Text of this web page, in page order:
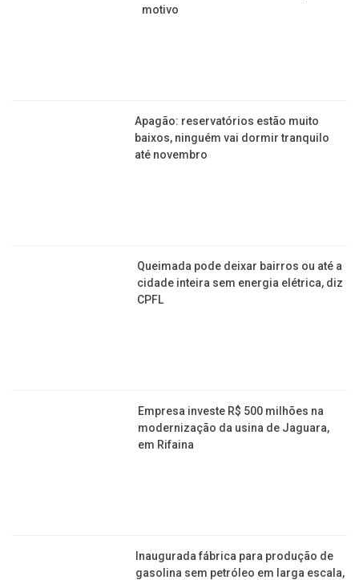
motivo
Apagão: reservatórios estão muito
baixos, ninguém vai dormir tranquilo
até novembro
Queimada pode deixar bairros ou até a
cidade inteira sem energia elétrica, diz
CPFL
Empresa investe R$ 500 milhões na
modernização da usina de Jaguara,
em Rifaina
Inaugurada fábrica para produção de
gasolina sem petróleo em larga escala,